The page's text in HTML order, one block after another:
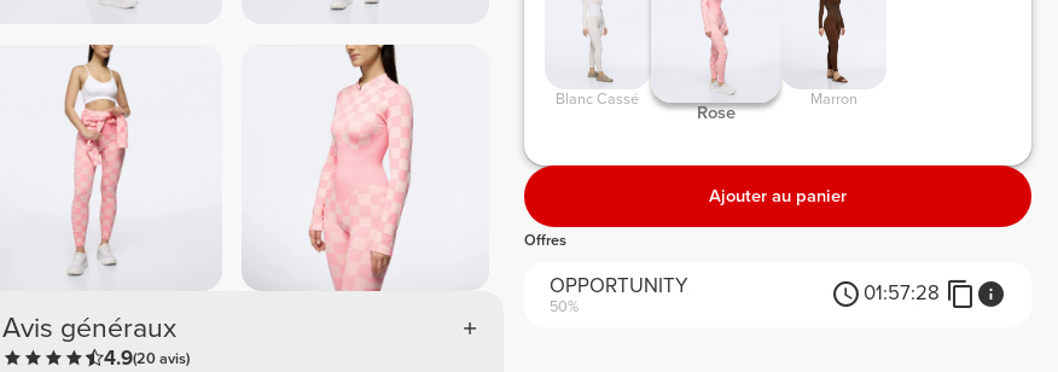
Avis généraux
4.9(20 avis)
Blanc Cassé
Rose
Marron
Ajouter au panier
Offres
OPPORTUNITY
50%
01:57:28